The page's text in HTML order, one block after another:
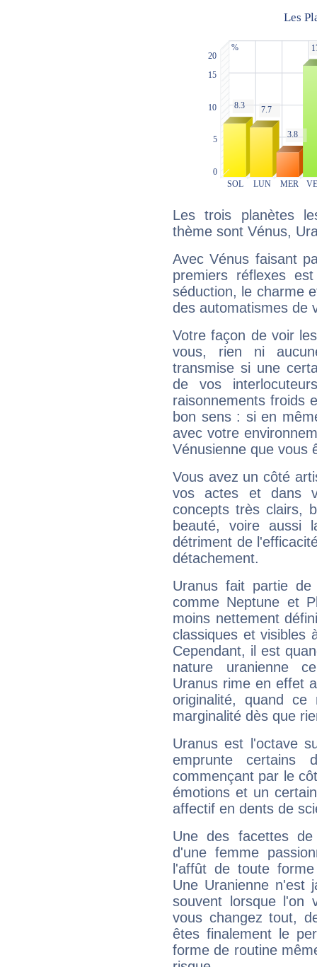
Les trois planètes
thème sont Vénus,
Avec Vénus faisant
premiers réflexes
séduction, le charme
des automatismes de
Votre façon de voir
vous, rien ni
transmise si une
de vos
raisonnements froids
bon sens : si en
avec votre
Vénusienne que vous
Vous avez un côté
vos actes et dans
concepts très clairs,
beauté, voire aussi
détriment de
détachement.
Uranus fait partie
comme Neptune et
moins nettement
classiques et visibles
Cependant, il est
nature uranienne
Uranus rime en effet
originalité, quand ce
marginalité dès que
Uranus est l'octave
emprunte
commençant par le
émotions et un
affectif en dents de
Une des facettes
d'une femme
l'affût de toute
Une Uranienne n'est
souvent lorsque l'on
vous changez tout,
êtes finalement le
forme de routine